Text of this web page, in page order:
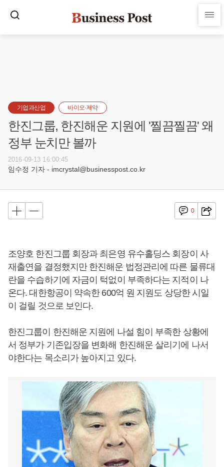
기업과산업 바이오·제약
한진그룹, 한진해운 지원에 '찔끔찔끔' 왜
정부 눈치만 볼까
2016-09-13 16:00:45
임수정 기자 - imcrystal@businesspost.co.kr
0
조양호 한진그룹 회장과 최은영 유수홀딩스 회장이 사
재출연을 결정했지만 한진해운 법정관리에 따른 물류대
란을 수습하기에 자금이 턱없이 부족하다는 지적이 나
온다. 대한항공이 약속한 600억 원 지원도 상당한 시일
이 걸릴 것으로 보인다.
한진그룹이 한진해운 지원에 나설 힘이 부족한 상황에
서 정부가 기존입장을 변화해 한진해운 살리기에 나서
야한다는 목소리가 높아지고 있다.